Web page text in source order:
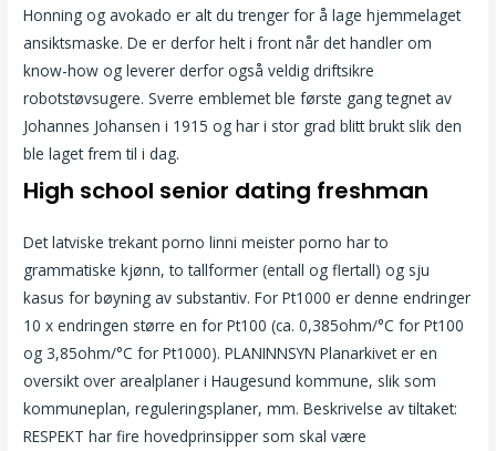
Honning og avokado er alt du trenger for å lage hjemmelaget
ansiktsmaske. De er derfor helt i front når det handler om
know-how og leverer derfor også veldig driftsikre
robotstøvsugere. Sverre emblemet ble første gang tegnet av
Johannes Johansen i 1915 og har i stor grad blitt brukt slik den
ble laget frem til i dag.
High school senior dating freshman
Det latviske trekant porno linni meister porno har to
grammatiske kjønn, to tallformer (entall og flertall) og sju
kasus for bøyning av substantiv. For Pt1000 er denne endringer
10 x endringen større en for Pt100 (ca. 0,385ohm/°C for Pt100
og 3,85ohm/°C for Pt1000). PLANINNSYN Planarkivet er en
oversikt over arealplaner i Haugesund kommune, slik som
kommuneplan, reguleringsplaner, mm. Beskrivelse av tiltaket:
RESPEKT har fire hovedprinsipper som skal være